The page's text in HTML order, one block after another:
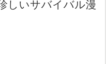
しいサバイバル漫